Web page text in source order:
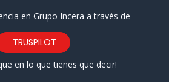
en Grupo Incera a través de
TRUSPILOT
en lo que tienes que decir!